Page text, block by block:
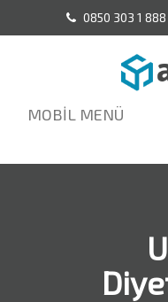
0850 303 1 888
MOBİL MENÜ